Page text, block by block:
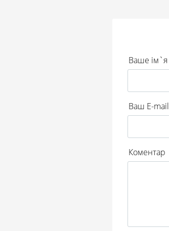
Ваше ім`я
Ваш E-mail
Коментар